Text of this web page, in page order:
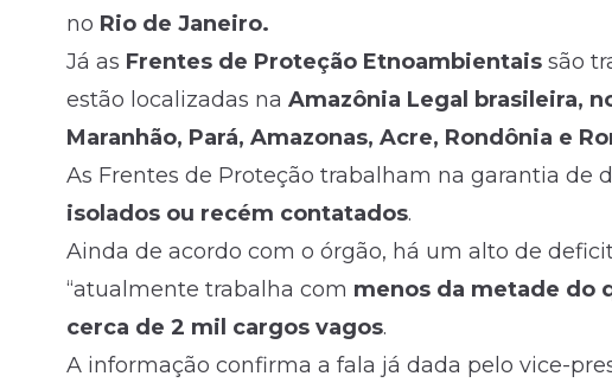
no Rio de Janeiro.
Já as Frentes de Proteção Etnoambientais são
estão localizadas na Amazônia Legal brasileira,
Maranhão, Pará, Amazonas, Acre, Rondônia e
As Frentes de Proteção trabalham na garantia de
isolados ou recém contatados.
Ainda de acordo com o órgão, há um alto de
“atualmente trabalha com menos da metade do
cerca de 2 mil cargos vagos.
A informação confirma a fala já dada pelo vice-